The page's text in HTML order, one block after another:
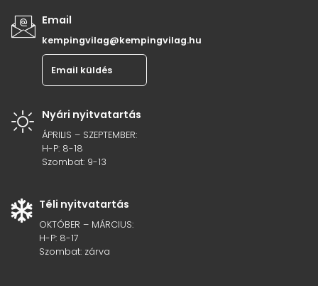
Email
kempingvilag@kempingvilag.hu
Email küldés
Nyári nyitvatartás
ÁPRILIS – SZEPTEMBER:
H-P: 8-18
Szombat: 9-13
Téli nyitvatartás
OKTÓBER – MÁRCIUS:
H-P: 8-17
Szombat: zárva